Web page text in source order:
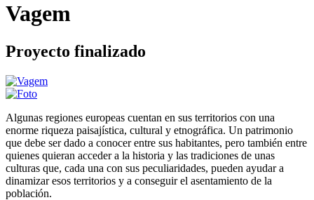
Vagem
Proyecto finalizado
Algunas regiones europeas cuentan en sus territorios con una
enorme riqueza paisajística, cultural y etnográfica. Un patrimonio
que debe ser dado a conocer entre sus habitantes, pero también entre
quienes quieran acceder a la historia y las tradiciones de unas
culturas que, cada una con sus peculiaridades, pueden ayudar a
dinamizar esos territorios y a conseguir el asentamiento de la
población.